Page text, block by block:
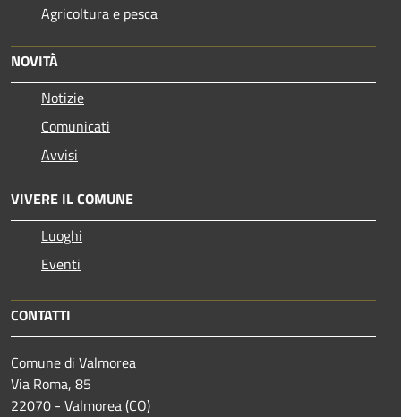
Agricoltura e pesca
NOVITÀ
Notizie
Comunicati
Avvisi
VIVERE IL COMUNE
Luoghi
Eventi
CONTATTI
Comune di Valmorea
Via Roma, 85
22070 - Valmorea (CO)